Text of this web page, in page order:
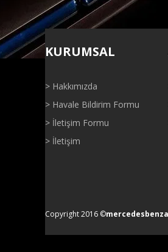
Bu ürünün fiyat bilgisi,
Görüş ve önerileriniz için
Ürün resmi kalitesiz,
Ürün fiyatı diğer sitelerden
KURUMSAL
> Hakkımızda
> Havale Bildirim Formu
> İletişim Formu
> İletişim
Copyright 2016 ©